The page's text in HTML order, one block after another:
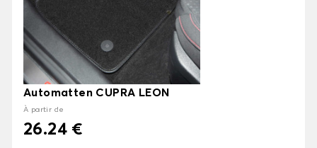
Automatten CUPRA LEON
À partir de
26.24 €